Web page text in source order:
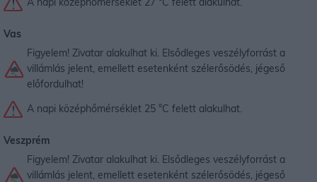
Vas
Figyelem! Zivatar alakulhat ki. Elsődleges veszélyforrást a
villámlás jelent, emellett esetenként szélerősödés, jégeső
előfordulhat!
A napi középhőmérséklet 25 °C felett alakulhat.
Veszprém
Figyelem! Zivatar alakulhat ki. Elsődleges veszélyforrást a
villámlás jelent, emellett esetenként szélerősödés, jégeső